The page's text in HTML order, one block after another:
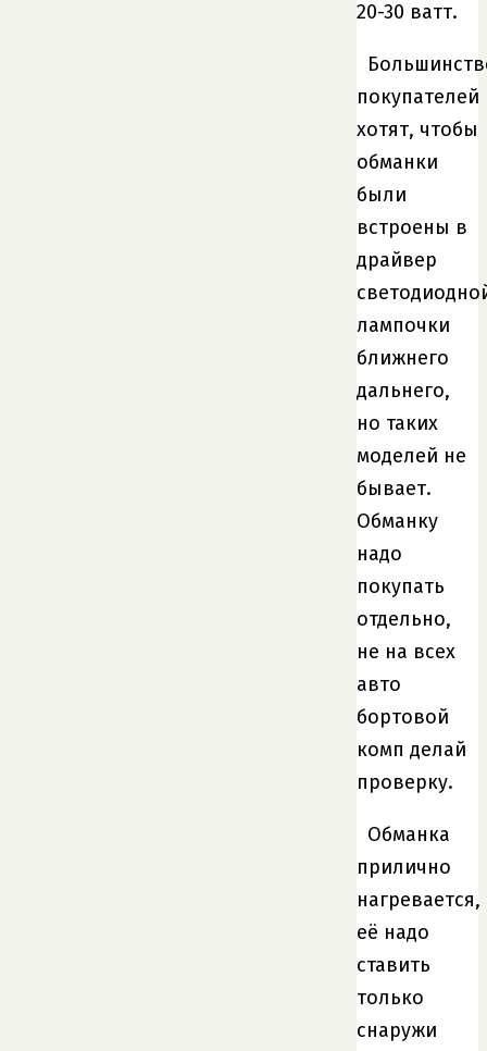
20-30 ватт.
покупателей
хотят, чтобы
обманки
были
встроены в
драйвер
лампочки
ближнего
дальнего,
но таких
моделей не
бывает.
Обманку
надо
покупать
отдельно,
не на всех
авто
бортовой
комп делай
проверку.
Обманка
прилично
нагревается,
её надо
ставить
только
снаружи